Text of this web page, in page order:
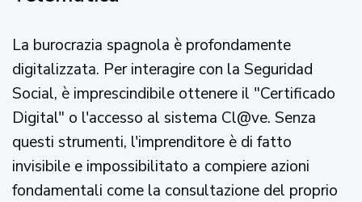
La burocrazia spagnola è profondamente
digitalizzata. Per interagire con la Seguridad
Social, è imprescindibile ottenere il "Certificado
Digital" o l'accesso al sistema Cl@ve. Senza
questi strumenti, l'imprenditore è di fatto
invisibile e impossibilitato a compiere azioni
fondamentali come la consultazione del proprio